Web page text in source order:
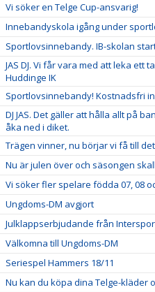
Vi söker en Telge Cup-ansvarig!
Innebandyskola igång under
Sportlovsinnebandy. IB-skolan
JAS DJ. Vi får vara med att leka ett
Huddinge IK
Sportlovsinnebandy! Kostnadsfri
DJ JAS. Det gäller att hålla allt på
åka ned i diket.
Trägen vinner, nu börjar vi få till
Nu är julen över och säsongen skall
Vi söker fler spelare födda 07, 08
Ungdoms-DM avgjort
Julklappserbjudande från
Välkomna till Ungdoms-DM
Seriespel Hammers 18/11
Nu kan du köpa dina Telge-kläder